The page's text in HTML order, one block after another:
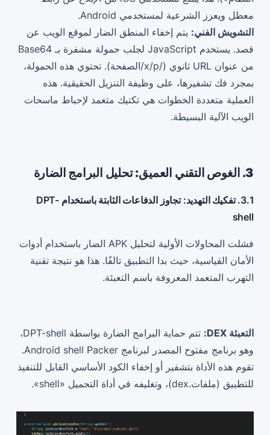
معطل ويعزز الشرعية لمستخدمي Android.
التشويش الفني: يتم إخفاء المنطق الضار لموقع الويب عن
قصد. يستخدم JavaScript لجلب حمولة مشفرة بـ Base64
من عنوان URL ثانوي (/x/p/الصفحة). تحتوي هذه الحمولة،
بمجرد فك تشفيرها، على وظيفة التنزيل الحقيقية. هذه
العملية متعددة الخطوات هي تكتيك متعمد لإحباط ماسحات
الويب الآلية البسيطة.
3. الغوص التقني العميق: تحليل البرامج الضارة
3.1. تفكيك التهديد: تجاوز الدفاعات الثابتة باستخدام DPT-
shell
فشلت المحاولات الأولية لتحليل APK الضار باستخدام أدوات
الأمان القياسية، حيث بدا التطبيق تالفًا. هذا هو نتيجة تقنية
التهرب المتعمد المعروفة باسم التعبئة.
التعبئة DEX:
تتم حماية البرامج الضارة بواسطة DPT-shell،
وهو برنامج مفتوح المصدر لبرنامج Android shell Packer.
تقوم هذه الأداة بتشفير أو إخفاء الكود الأساسي القابل للتنفيذ
للتطبيق (ملفات.dex)، وتغليفه في أداة التحميل «shell».